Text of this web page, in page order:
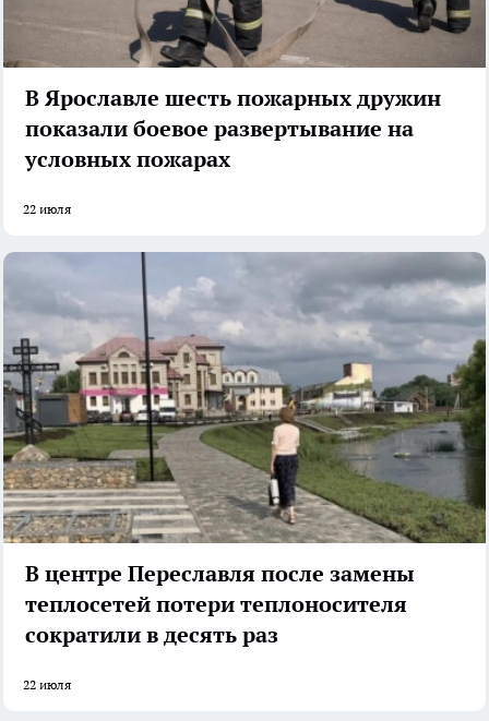
В Ярославле шесть пожарных дружин
показали боевое развертывание на
условных пожарах
22 июля
В центре Переславля после замены
теплосетей потери теплоносителя
сократили в десять раз
22 июля